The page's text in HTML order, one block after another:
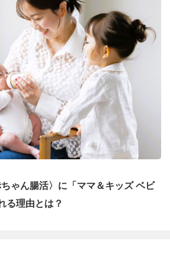
ゃん腸活〉に「ママ＆キッズ ベビ
る理由とは？